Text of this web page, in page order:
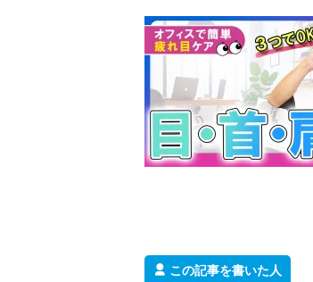
この記事を書いた人